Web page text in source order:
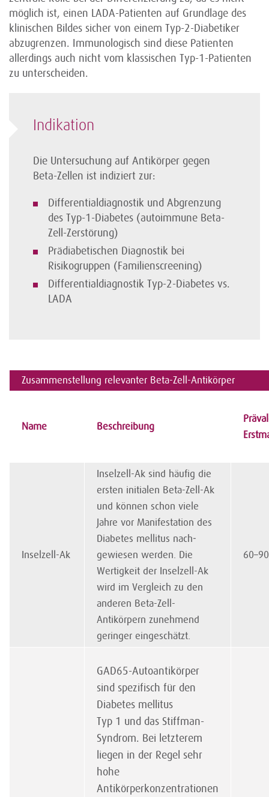
möglich ist, einen LADA-Patienten auf Grundlage des
klinischen Bildes sicher von einem Typ-2-Diabetiker
abzugrenzen. Immunologisch sind diese Patienten
allerdings auch nicht vom klassischen Typ-1-Patienten
zu unterscheiden.
Indikation
Die Untersuchung auf Antikörper gegen
Beta-Zellen ist indiziert zur:
Differentialdiagnostik und Abgrenzung
des Typ-1-Diabetes (autoimmune Beta-
Zell-Zerstörung)
Prädiabetischen Diagnostik bei
Risikogruppen (Familienscreening)
Differentialdiagnostik Typ-2-Diabetes vs.
LADA
Zusammenstellung relevanter Beta-Zell-Antikörper
Name Beschreibung
Inselzell-Ak
Inselzell-Ak sind häufig die
ersten initialen Beta-Zell-Ak
und können schon viele
Jahre vor Manifestation des
Diabetes mellitus nach­
gewiesen werden. Die
Wertigkeit der Inselzell-Ak
wird im Vergleich zu den
anderen Beta-Zell-
Antikörpern zunehmend
geringer eingeschätzt.
GAD65-Autoantikörper
sind spezifisch für den
Diabetes mellitus
Typ 1 und das Stiffman-
Syndrom. Bei letzterem
liegen in der Regel sehr
hohe
Antikörperkonzentrationen